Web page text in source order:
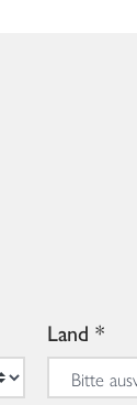
Land